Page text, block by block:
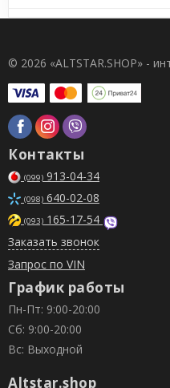
© 2026 «ALTSTAR.SHOP» -
Контакты
(099) 913-04-34
(098) 640-02-08
(093) 165-17-54
Заказать звонок
Запрос по VIN
График работы
Пн-Пт: 9:00-20:00
Сб: 9:00-20:00
Вс: Выходной
Altstar.shop